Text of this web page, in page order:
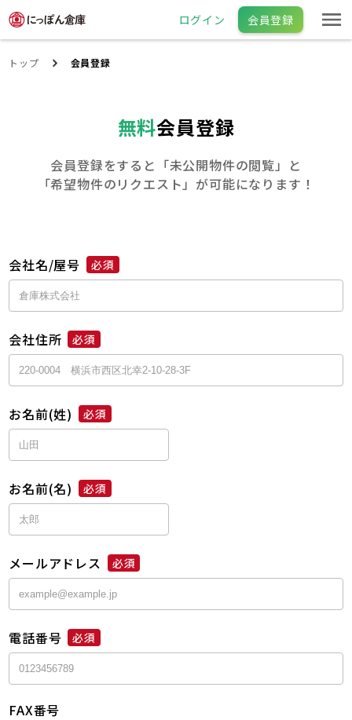
ログイン 会員登録
トップ 会員登録
無料会員登録
会員登録をすると「未公開物件の閲覧」と
「希望物件のリクエスト」が可能になります！
会社名/屋号 必須
会社住所 必須
お名前(姓) 必須
お名前(名) 必須
メールアドレス 必須
電話番号 必須
FAX番号